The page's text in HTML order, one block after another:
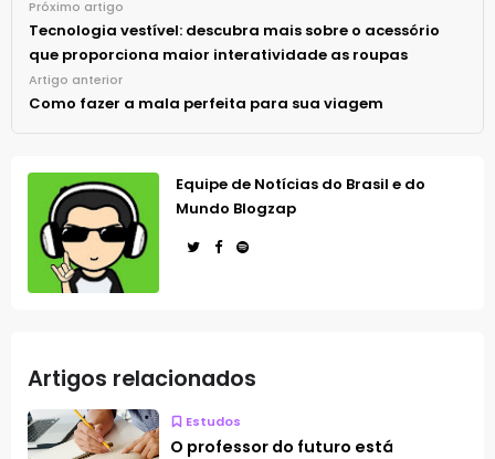
Próximo artigo
Tecnologia vestível: descubra mais sobre o acessório
que proporciona maior interatividade as roupas
Artigo anterior
Como fazer a mala perfeita para sua viagem
Equipe de Notícias do Brasil e do
Mundo Blogzap
Artigos relacionados
Estudos
O professor do futuro está